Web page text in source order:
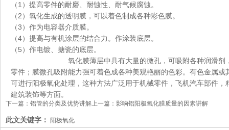
（1）提高零件的耐磨、耐蚀性、耐气候腐蚀。
（2）氧化生成的透明膜，可以着色制成各种彩色膜。
（3）作为电容器介质膜。
（4）提高与有机涂层的结合力。作涂装底层。
（5）作电镀、搪瓷的底层。
氧化膜薄层中具有大量的微孔，可吸附各种润滑剂，适
零件；膜微孔吸附能力强可着色成各种美观艳丽的色彩。有色金属
可进行阳极氧化处理，这种方法广泛用于机械零件，飞机汽车部件
建筑装饰等方面。
下一篇： 铝管的分类及优势讲解上一篇： 影响铝阳极氧化膜质量的因素讲解
此文关键字： 阳极氧化